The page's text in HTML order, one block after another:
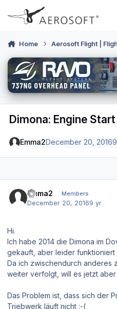
Skip to content
Home Aerosoft Flight |
Dimona: Engine Start
Emma2December 20, 2016
Emma2 Members
December 20, 20169 yr
Hi.
Ich habe 2014 die Dimona im
gekauft, aber leider funktioniert
Da ich zwischendurch anderes
weiter verfolgt, will es jetzt
Das Problem ist, dass sich der
Triebwerk läuft nicht :-(